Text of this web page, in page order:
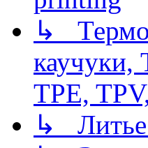
↳
каучуки,
TPE,
↳ Литье